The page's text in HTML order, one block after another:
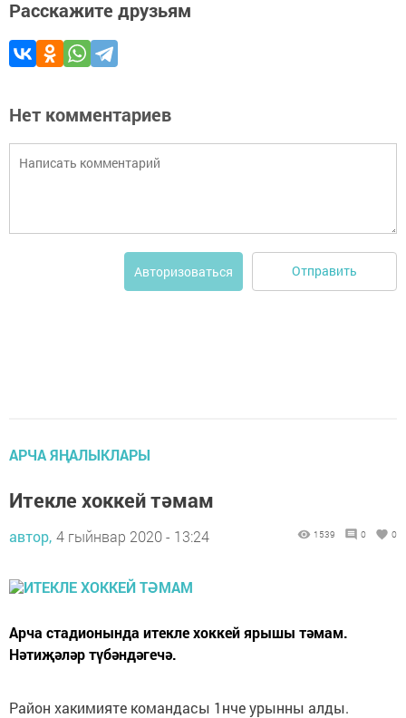
Расскажите друзьям
Нет комментариев
Авторизоваться Отправить
АРЧА ЯҢАЛЫКЛАРЫ
Итекле хоккей тәмам
автор, 4 гыйнвар 2020 - 13:24 1539 0 0
Арча стадионында итекле хоккей ярышы тәмам.
Нәтиҗәләр түбәндәгечә.
Район хакимияте командасы 1нче урынны алды.